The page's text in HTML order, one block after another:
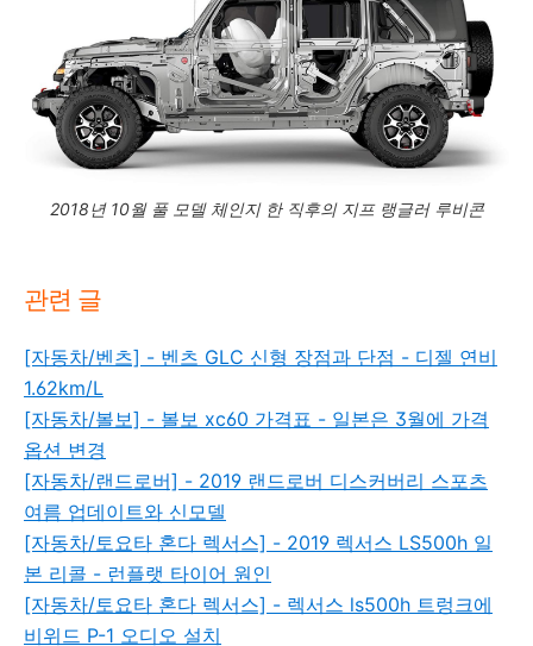
2018년 10월 풀 모델 체인지 한 직후의 지프 랭글러 루비콘
관련 글
[자동차/벤츠] - 벤츠 GLC 신형 장점과 단점 - 디젤 연비
1.62km/L
[자동차/볼보] - 볼보 xc60 가격표 - 일본은 3월에 가격
옵션 변경
[자동차/랜드로버] - 2019 랜드로버 디스커버리 스포츠
여름 업데이트와 신모델
[자동차/토요타 혼다 렉서스] - 2019 렉서스 LS500h 일
본 리콜 - 런플랫 타이어 원인
[자동차/토요타 혼다 렉서스] - 렉서스 ls500h 트렁크에
비위드 P-1 오디오 설치